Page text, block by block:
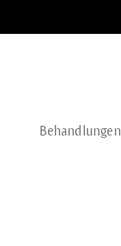
Behandlungen